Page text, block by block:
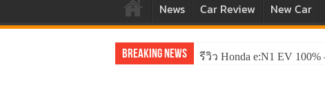
News Car Review New Car
Breaking News รีวิว Honda e:N1 EV